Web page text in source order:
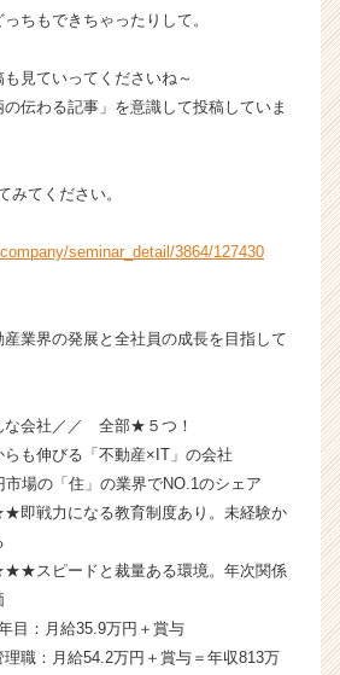
活
C
ちもできちゃったりして。
見ていってくださいね～
伝わる記事」を意識して投稿していま
みてください。
seminar_detail/3864/127430
業界の発展と全社員の成長を目指して
な会社／／ 全部★５つ！
も伸びる「不動産×IT」の会社
場の「住」の業界でNO.1のシェア
即戦力になる教育制度あり。未経験か
スピードと裁量ある環境。年次関係
目：月給35.9万円＋賞与
54.2万円＋賞与＝年収813万